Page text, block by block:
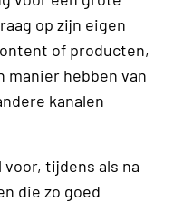
op zijn eigen
of producten,
manier hebben van
kanalen
voor, tijdens als na
die zo goed